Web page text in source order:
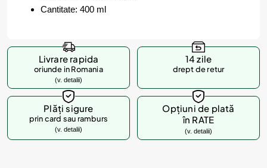
Cantitate: 400 ml
Livrare rapida
oriunde in Romania
(v. detalii)
14 zile
drept de retur
Plăți sigure
prin card sau ramburs
(v. detalii)
Opțiuni de plată
în RATE
(v. detalii)